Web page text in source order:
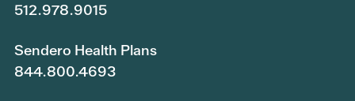
512.978.9015
Sendero Health Plans
844.800.4693